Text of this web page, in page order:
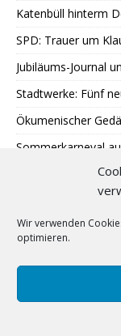
Wir verwenden
optimieren.
Katenbüll hinterm
SPD: Trauer um
Jubiläums-Journal
Stadtwerke: Fünf
Ökumenischer
Sommerkarneval
LAUT Finissage im
Treffen
SPD: Besuch bei
400 zu schnelle